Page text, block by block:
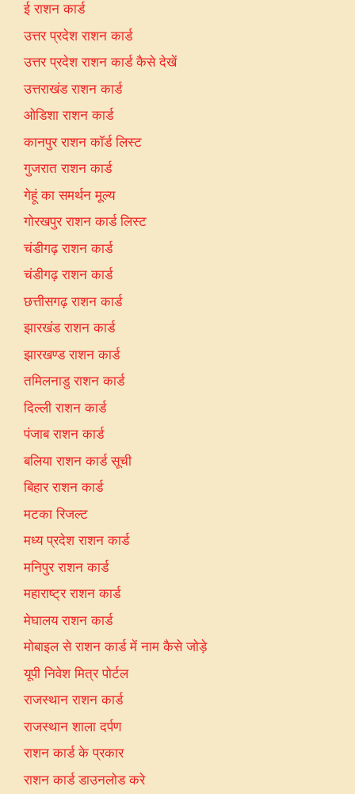
ई राशन कार्ड
उत्तर प्रदेश राशन कार्ड
उत्तर प्रदेश राशन कार्ड कैसे देखें
उत्तराखंड राशन कार्ड
ओडिशा राशन कार्ड
कानपुर राशन कॉर्ड लिस्ट
गुजरात राशन कार्ड
गेहूं का समर्थन मूल्य
गोरखपुर राशन कार्ड लिस्ट
चंडीगढ़ राशन कार्ड
चंडीगढ़ राशन कार्ड
छत्तीसगढ़ राशन कार्ड
झारखंड राशन कार्ड
झारखण्ड राशन कार्ड
तमिलनाडु राशन कार्ड
दिल्ली राशन कार्ड
पंजाब राशन कार्ड
बलिया राशन कार्ड सूची
बिहार राशन कार्ड
मटका रिजल्ट
मध्य प्रदेश राशन कार्ड
मनिपुर राशन कार्ड
महाराष्ट्र राशन कार्ड
मेघालय राशन कार्ड
मोबाइल से राशन कार्ड में नाम कैसे जोड़े
यूपी निवेश मित्र पोर्टल
राजस्थान राशन कार्ड
राजस्थान शाला दर्पण
राशन कार्ड के प्रकार
राशन कार्ड डाउनलोड करे